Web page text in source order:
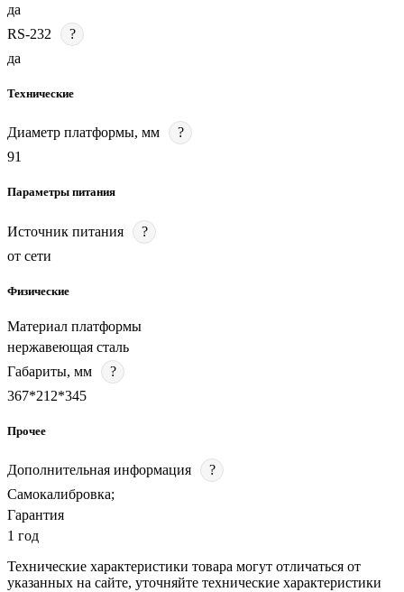
да
RS-232
?
да
Технические
Диаметр платформы, мм
?
91
Параметры питания
Источник питания
?
от сети
Физические
Материал платформы
нержавеющая сталь
Габариты, мм
?
367*212*345
Прочее
Дополнительная информация
?
Самокалибровка;
Гарантия
1 год
Технические характеристики товара могут отличаться от
указанных на сайте, уточняйте технические характеристики